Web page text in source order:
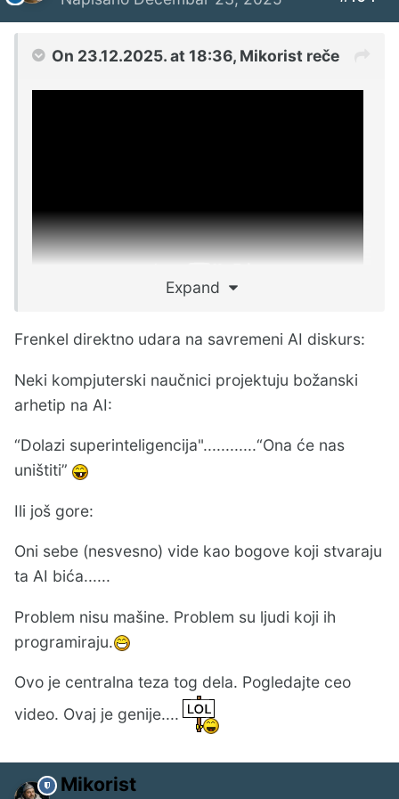
On 23.12.2025. at 18:36, Mikorist reče
Expand
Frenkel direktno udara na savremeni AI diskurs:
Neki kompjuterski naučnici projektuju božanski
arhetip na AI:
“Dolazi superinteligencija"............“Ona će nas
uništiti”
Ili još gore:
Oni sebe (nesvesno) vide kao bogove koji stvaraju
ta AI bića......
Problem nisu mašine. Problem su ljudi koji ih
programiraju.
Ovo je centralna teza tog dela. Pogledajte ceo
video. Ovaj je genije....
Mikorist